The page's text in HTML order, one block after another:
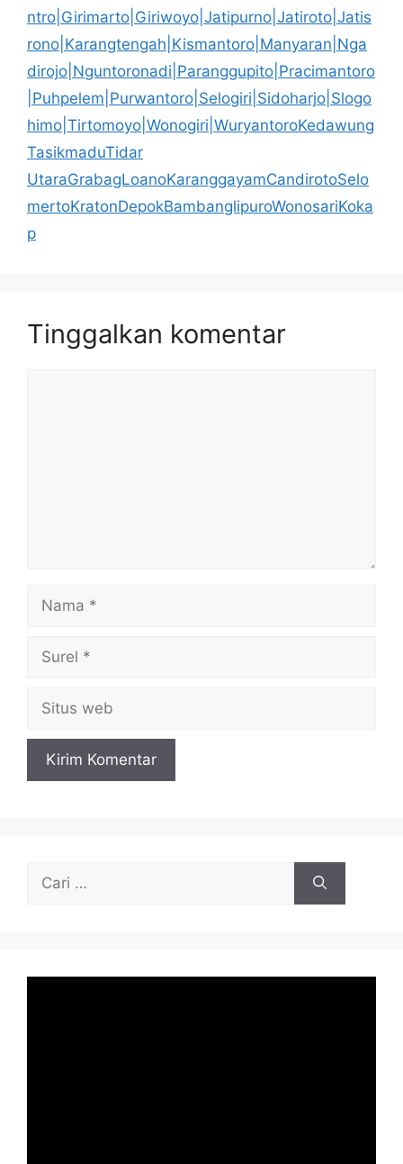
ntro|Girimarto|Giriwoyo|Jatipurno|Jatiroto|Jatis
rono|Karangtengah|Kismantoro|Manyaran|Nga
dirojo|Nguntoronadi|Paranggupito|Pracimantoro
|Puhpelem|Purwantoro|Selogiri|Sidoharjo|Slogo
himo|Tirtomoyo|Wonogiri|WuryantoroKedawung
TasikmaduTidar
UtaraGrabagLoanoKaranggayamCandirotoSelo
mertoKratonDepokBambanglipuroWonosariKoka
p
Tinggalkan komentar
Nama
Surel
Situs
web
Cari